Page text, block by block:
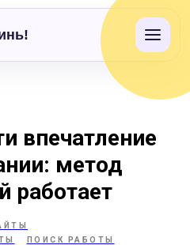
впечатление
метод
работает
ПОИСК РАБОТЫ